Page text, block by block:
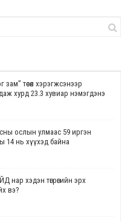
төсөл хэрэгжсэнээр
хурд 23.3 хувиар нэмэгдэнэ
ослын улмаас 59 иргэн
14 нь хүүхэд байна
нар хэдэн төгрөгийн эрх
вэ?